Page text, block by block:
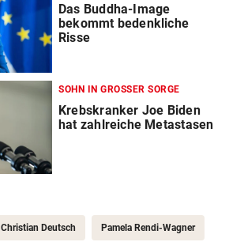
Das Buddha-Image
bekommt bedenkliche
Risse
SOHN IN GROSSER SORGE
Krebskranker Joe Biden
hat zahlreiche Metastasen
Christian Deutsch Pamela Rendi-Wagner